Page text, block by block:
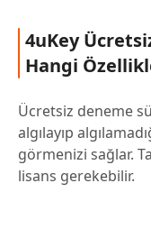
4uKey
Hangi
Ücretsiz deneme
algılayıp
görmenizi sağlar.
lisans gerekebilir.